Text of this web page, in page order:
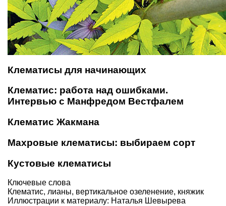
Клематисы для начинающих
Клематис: работа над ошибками.
Интервью с Манфредом Вестфалем
Клематис Жакмана
Махровые клематисы: выбираем сорт
Кустовые клематисы
Ключевые слова
Клематис, лианы, вертикальное озеленение, княжик
Иллюстрации к материалу: Наталья Шевырева